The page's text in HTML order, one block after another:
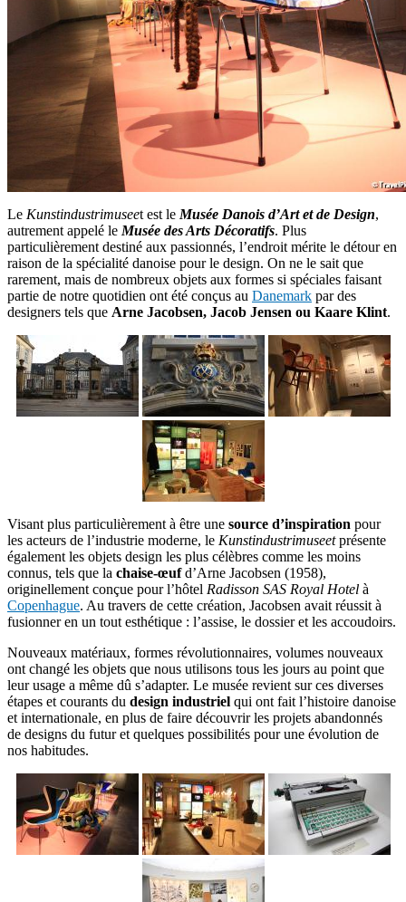
Le Kunstindustrimuseet est le Musée Danois d’Art et de Design,
autrement appelé le Musée des Arts Décoratifs. Plus
particulièrement destiné aux passionnés, l’endroit mérite le détour en
raison de la spécialité danoise pour le design. On ne le sait que
rarement, mais de nombreux objets aux formes si spéciales faisant
partie de notre quotidien ont été conçus au Danemark par des
designers tels que Arne Jacobsen, Jacob Jensen ou Kaare Klint.
Visant plus particulièrement à être une source d’inspiration pour
les acteurs de l’industrie moderne, le Kunstindustrimuseetprésente
également les objets design les plus célèbres comme les moins
connus, tels que la chaise-œufd’Arne Jacobsen (1958),
originellement conçue pour l’hôtel Radisson SAS Royal Hotel à
Copenhague. Au travers de cette création, Jacobsen avait réussit à
fusionner en un tout esthétique : l’assise, le dossier et les accoudoirs.
Nouveaux matériaux, formes révolutionnaires, volumes nouveaux
ont changé les objets que nous utilisons tous les jours au point que
leur usage a même dû s’adapter. Le musée revient sur ces diverses
étapes et courants du design industriel qui ont fait l’histoire danoise
et internationale, en plus de faire découvrir les projets abandonnés
de designs du futur et quelques possibilités pour une évolution de
nos habitudes.